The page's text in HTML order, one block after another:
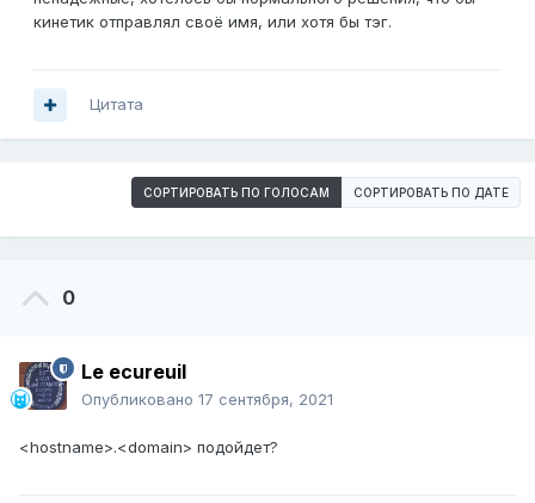
кинетик отправлял своё имя, или хотя бы тэг.
Цитата
СОРТИРОВАТЬ ПО ГОЛОСАМ СОРТИРОВАТЬ ПО ДАТЕ
0
Le ecureuil
Опубликовано 17 сентября, 2021
<hostname>.<domain> подойдет?